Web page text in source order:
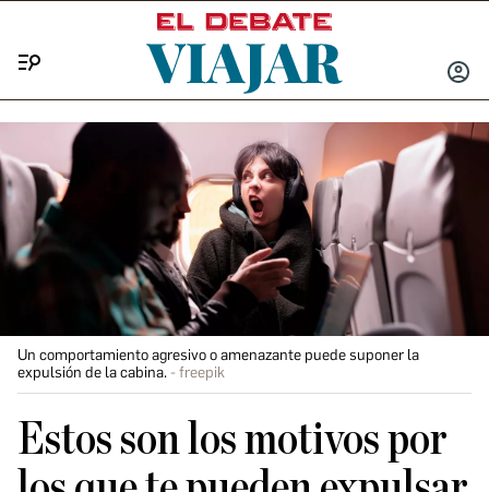
INICIAR
Un comportamiento agresivo o amenazante puede suponer la
expulsión de la cabina.
freepik
Estos son los motivos por